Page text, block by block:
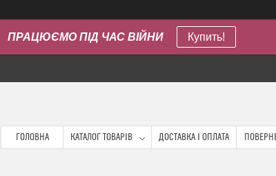
ПРАЦЮЄМО ПІД ЧАС ВІЙНИ Купить!
ГОЛОВНА КАТАЛОГ ТОВАРІВ ДОСТАВКА І ОПЛАТА